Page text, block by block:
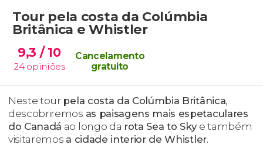
Tour pela costa da Colúmbia
Britânica e Whistler
9,3 / 10
24 opiniões
Cancelamento
gratuito
Neste tour pela costa da Colúmbia Britânica,
descobriremos as paisagens mais espetaculares
do Canadá ao longo da rota Sea to Skye também
visitaremos a cidade interior de Whistler.